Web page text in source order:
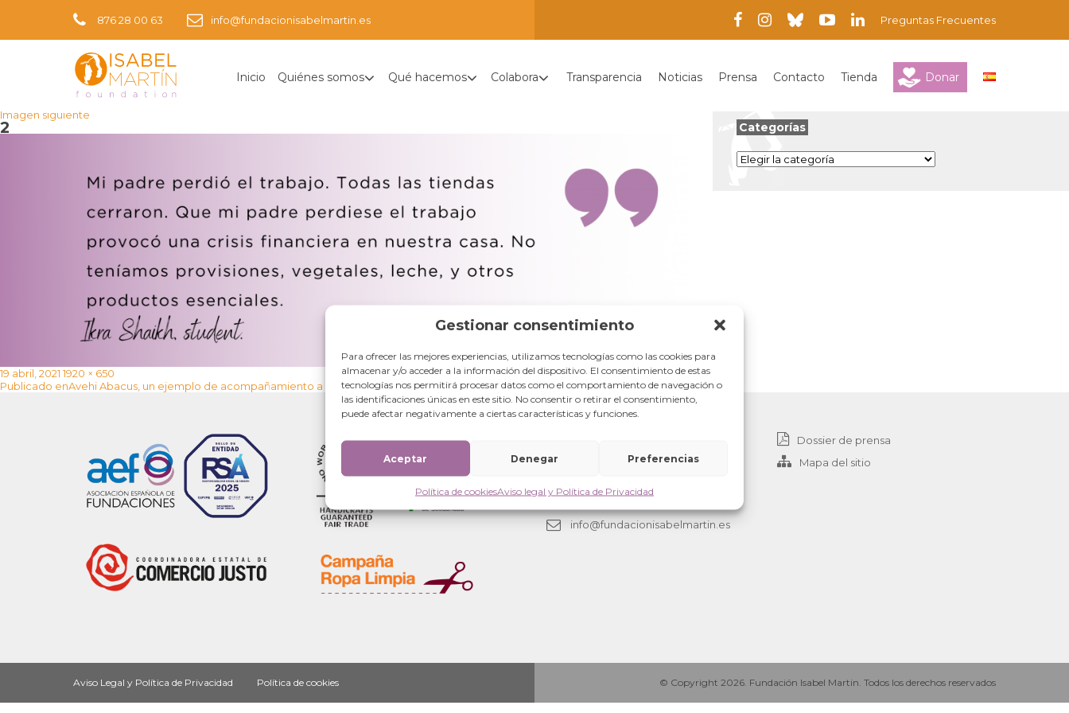
Gestionar consentimiento
Para ofrecer las mejores experiencias, utilizamos tecnologías como las cookies para
almacenar y/o acceder a la información del dispositivo. El consentimiento de estas
tecnologías nos permitirá procesar datos como el comportamiento de navegación o
las identificaciones únicas en este sitio. No consentir o retirar el consentimiento,
puede afectar negativamente a ciertas características y funciones.
Aceptar Denegar Preferencias
Política de cookiesAviso legal y Política de Privacidad
876 28 00 63 info@fundacionisabelmartin.es Preguntas Frecuentes
Inicio Quiénes somos Qué hacemos Colabora Transparencia Noticias Prensa Contacto Tienda Donar
Imagen siguiente
2
Publicado
el
19 abril, 2021 Tamaño
completo
1920 × 650
Navegación
Publicado enAvehi Abacus, un ejemplo de acompañamiento a la infancia en tiempos de COVID-19 en el Maharashtra, India.
Categorías
Categorías
info@fundacionisabelmartin.es
Dossier de prensa
Mapa del sitio
Aviso Legal y Política de Privacidad Política de cookies © Copyright 2026. Fundación Isabel Martin. Todos los derechos reservados